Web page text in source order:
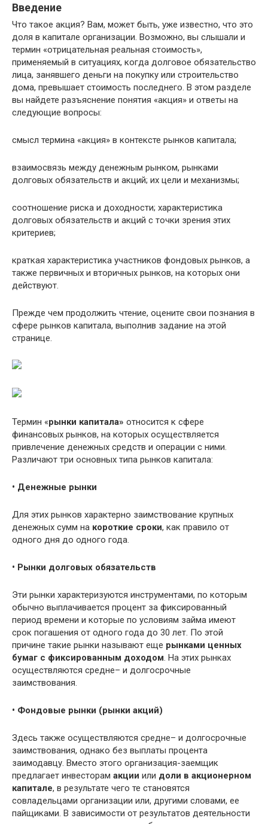
Введение
Что такое акция? Вам, может быть, уже известно, что это
доля в капитале организации. Возможно, вы слышали и
термин «отрицательная реальная стоимость»,
применяемый в ситуациях, когда долговое обязательство
лица, занявшего деньги на покупку или строительство
дома, превышает стоимость последнего. В этом разделе
вы найдете разъяснение понятия «акция» и ответы на
следующие вопросы:
смысл термина «акция» в контексте рынков капитала;
взаимосвязь между денежным рынком, рынками
долговых обязательств и акций; их цели и механизмы;
соотношение риска и доходности; характеристика
долговых обязательств и акций с точки зрения этих
критериев;
краткая характеристика участников фондовых рынков, а
также первичных и вторичных рынков, на которых они
действуют.
Прежде чем продолжить чтение, оцените свои познания в
сфере рынков капитала, выполнив задание на этой
странице.
Термин «рынки капитала» относится к сфере
финансовых рынков, на которых осуществляется
привлечение денежных средств и операции с ними.
Различают три основных типа рынков капитала:
• Денежные рынки
Для этих рынков характерно заимствование крупных
денежных сумм на короткие сроки, как правило от
одного дня до одного года.
• Рынки долговых обязательств
Эти рынки характеризуются инструментами, по которым
обычно выплачивается процент за фиксированный
период времени и которые по условиям займа имеют
срок погашения от одного года до 30 лет. По этой
причине такие рынки называют еще рынками ценных
бумаг с фиксированным доходом. На этих рынках
осуществляются средне– и долгосрочные
заимствования.
• Фондовые рынки (рынки акций)
Здесь также осуществляются средне– и долгосрочные
заимствования, однако без выплаты процента
заимодавцу. Вместо этого организация-заемщик
предлагает инвесторам акции или доли в акционерном
капитале, в результате чего те становятся
совладельцами организации или, другими словами, ее
пайщиками. В зависимости от результатов деятельности